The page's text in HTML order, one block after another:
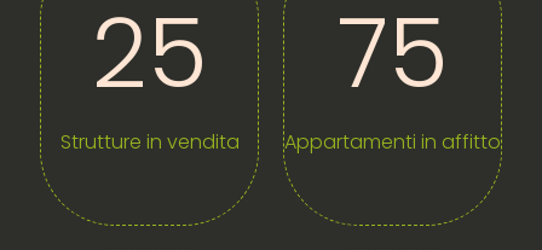
25
Strutture in vendita
75
Appartamenti in affitto